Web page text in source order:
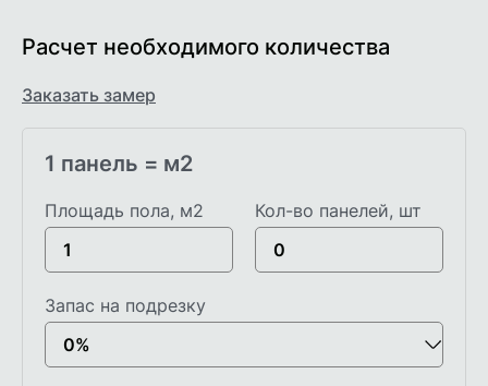
Расчет необходимого количества
Заказать замер
1 панель = м2
Площадь пола, м2 Кол-во панелей, шт
Запас на подрезку